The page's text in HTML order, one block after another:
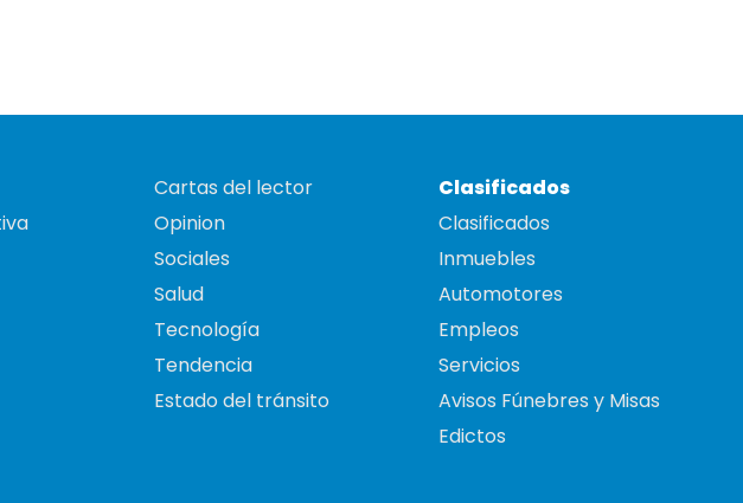
Cartas del lector
Opinion
Sociales
Salud
Tecnología
Tendencia
Estado del tránsito
Clasificados
Clasificados
Inmuebles
Automotores
Empleos
Servicios
Avisos Fúnebres y Misas
Edictos